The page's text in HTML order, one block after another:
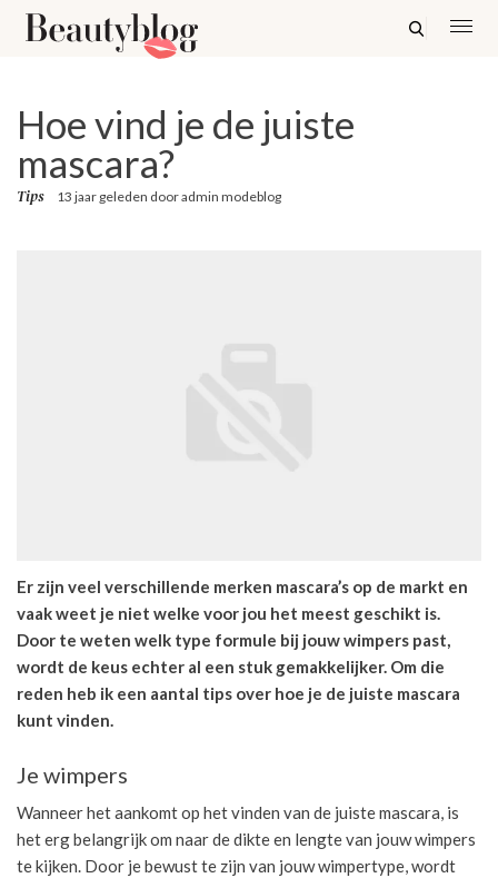
Hoe vind je de juiste
mascara?
Tips 13 jaar geleden dooradmin modeblog
Er zijn veel verschillende merken mascara’s op de markt en
vaak weet je niet welke voor jou het meest geschikt is.
Door te weten welk type formule bij jouw wimpers past,
wordt de keus echter al een stuk gemakkelijker. Om die
reden heb ik een aantal tips over hoe je de juiste mascara
kunt vinden.
Je wimpers
Wanneer het aankomt op het vinden van de juiste mascara, is
het erg belangrijk om naar de dikte en lengte van jouw wimpers
te kijken. Door je bewust te zijn van jouw wimpertype, wordt